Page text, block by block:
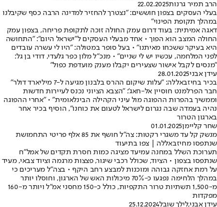
הרב תמיר גרנות22.02.2025
בעלי העסקים בצפון חוששים: "נצטרך להחזיר למדינה הרבה כסף שקיבלנו
במהלך תקופת הפינוי"
דאגה אמיתית: בעוד דרום עמק החולה זוכה לתקופת פריחה, בצפון עמק
החולה המצב הוא הפוך • אחד מבעלי העסקים ל"ישראל היום": "התחושה
היא בעיקר ששכחו מאיתנו" • בעל סופר במטולה: "היו לי עשרה עובדים
לפני המלחמה, עכשיו יש לי שניים" • מנכ"ל מלון כפר גלעדי, דודי בן גל:
"מנסים לקבל אישור שצעירים יקבלו מענק מועדפת כפול"
עידן אבני28.01.2025
בכיר בחיזבאללה: "עלות שיקום ההרס בלבנון מגיעה ל-7 מיליארד דולר"
חבר הפרלמנט חוסיין אל-חאג': "הצבא הציוני נכנס לעיירות חדשות
וממשיך בהפרות ההפוגה מול עיני הקהילה הבינלאומית" • "אחרי ההפוגה
נהיה בעמדה שבה נגרום לישראל לטעום את כוחנו", הוסיף בכיר אחר
בארגון הטרור
שחר קליימן01.01.2025
מנשק קל עד משגרי רקטות: צה"ל חושף את 85 אלף פריטי התחמושת
שנתפסו מחיזבאללה | צפו בתיעוד
תערוכת השלל במחנה עמיעד מציגה כמות חסרת תקדים של אמל"ח
שנתפסו בצפון • הציוד, שכולל רכבי שיגור, פצצות מרגמה וציוד צבאי, מעיד
על רמת אחזקה גבוהה ומוכנות למבצע רחב היקף • בצה"ל מעריכים כי
במהלך הלחימה נפגעו כ-70% מיכולות האש של הארגון, וחוסלו יותר
מ-1,500 תשתיות טרור התקפיות, כולל כ-150 מחסני אמ"ל ויותר מ-160
מפקדות
עידן אבני,לילך שובל25.12.2024